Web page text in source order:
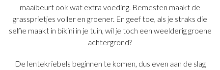
maaibeurt ook wat extra voeding. Bemesten maakt de
grassprietjes voller en groener. En geef toe, als je straks die
selfie maakt in bikini in je tuin, wil je toch een weelderig groene
achtergrond?
De lentekriebels beginnen te komen, dus even aan de slag